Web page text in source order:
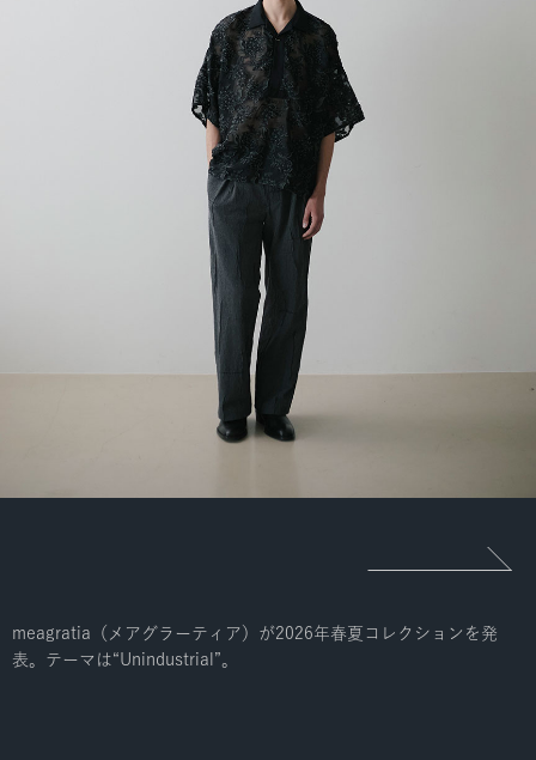
meagratia（メアグラーティア）が2026年春夏コレクションを発
表。テーマは“Unindustrial”。